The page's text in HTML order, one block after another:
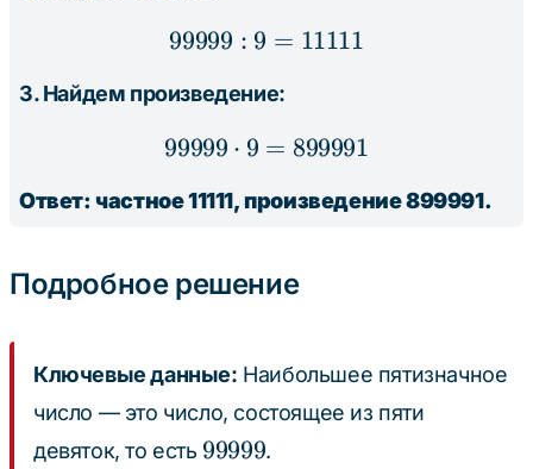
99999 : 9 = 11111
99999 : 9 = 11111
3. Найдем произведение:
99999 \cdot 9 = 899991
99999 ⋅ 9 = 899991
Ответ: частное 11111, произведение 899991.
Подробное решение
Ключевые данные: Наибольшее пятизначное
число — это число, состоящее из пяти
девяток, то есть 99999
99999.